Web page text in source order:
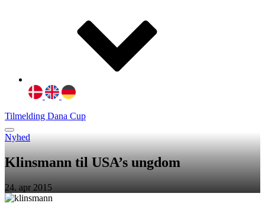
Tilmelding Dana Cup
Nyhed
Klinsmann til USA’s ungdom
24. apr 2015